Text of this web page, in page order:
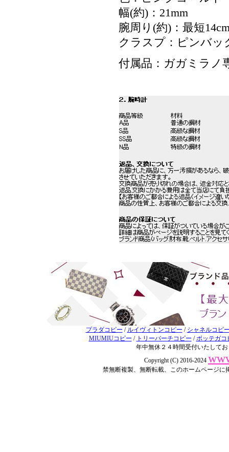
幅(約)：21mm
腕周り(約)：最短
クラスプ：ピンバッ
付属品：ガガミラノ
プラダコピー / ルイヴィトンコピー / シャネルコピ
MIUMIUコピー / トリーバーチコピー /ボッテガコ
年中無休２４時間受付いたして
Copyright (C) 2016-2024
禁無断複製、無断転載、このホームページ